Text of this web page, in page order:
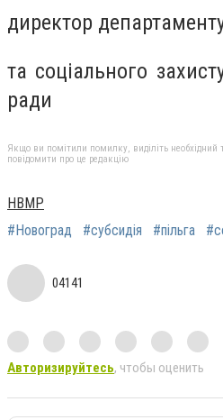
директор
та соціального
ради
Якщо ви помітили помилку, виділіть необхідний
повідомити про це редакцію
НВМР
#Новоград
#субсидія #пільга
04141
Авторизируйтесь, чтобы оценить